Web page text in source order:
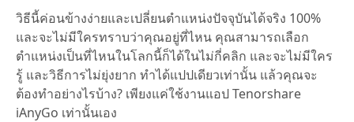
วิธีนี้ค่อนข้างง่ายและเปลี่ยนตำแหน่งปัจจุบันได้จริง 100%
และจะไม่มีใครทราบว่าคุณอยู่ที่ไหน คุณสามารถเลือก
ตำแหน่งเป็นที่ไหนในโลกนี้ก็ได้ในไม่กี่คลิก และจะไม่มีใคร
รู้ และวิธีการไม่ยุ่งยาก ทำได้แปปเดียวเท่านั้น แล้วคุณจะ
ต้องทำอย่างไรบ้าง? เพียงแค่ใช้งานแอป Tenorshare
iAnyGo เท่านั้นเอง